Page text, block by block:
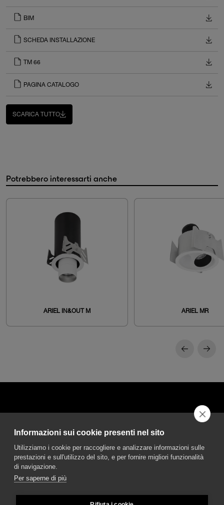
BIM
SCHEDA INSTALLAZIONE
TM 66
PAGINA CATALOGO
SCARICA TUTTO
Potrebbero interessarti anche
ARIEL IN&OUT M ARIEL MR
50013 Campi Bisenzio Firenze - Italy
Informazioni sui cookie presenti nel sito
Utilizziamo i cookie per raccogliere e analizzare informazioni sulle
prestazioni e sull'utilizzo del sito, e per fornire migliori funzionalità
di navigazione.
Per saperne di più